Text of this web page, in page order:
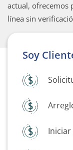
actual, ofrecemos
línea sin
Soy